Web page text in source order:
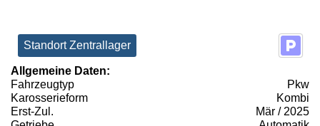
Standort Zentrallager
Allgemeine Daten:
Fahrzeugtyp
Pkw
Karosserieform
Kombi
Erst-Zul.
Mär / 2025